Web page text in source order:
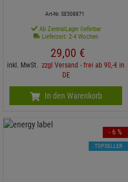
Art-Nr. SE508871
Ab ZentralLager lieferbar
Lieferzeit: 2-4 Wochen
29,00 €
inkl. MwSt. zzgl Versand - frei ab 90,-€ in
DE
In den Warenkorb
- 6 %
TOPSELLER